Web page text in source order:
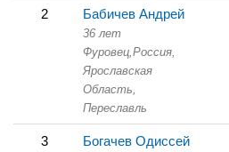
2 Бабичев Андрей
36 лет
Фуровец,Россия,
Ярославская
Область,
Переславль
3 Богачев Одиссей